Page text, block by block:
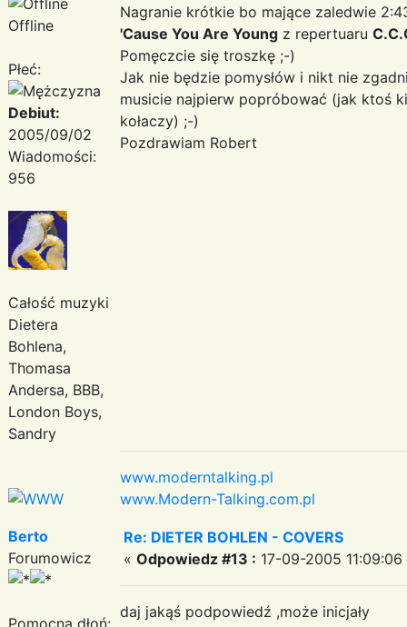
Offline
Płeć:
Debiut:
2005/09/02
Wiadomości:
956
Całość muzyki
Dietera
Bohlena,
Thomasa
Andersa, BBB,
London Boys,
Sandry
Nagranie krótkie bo mające zaledwie
'Cause You Are Young z repertuaru
Pomęczcie się troszkę ;-)
Jak nie będzie pomysłów i nikt nie
musicie najpierw popróbować (jak ktoś
kołaczy) ;-)
Pozdrawiam Robert
www.moderntalking.pl
www.Modern-Talking.com.pl
Berto
Forumowicz
Pomocna dłoń:
Re: DIETER BOHLEN - COVERS
« Odpowiedz #13 : 17-09-2005 11:09:06
daj jakąś podpowiedź ,może inicjały